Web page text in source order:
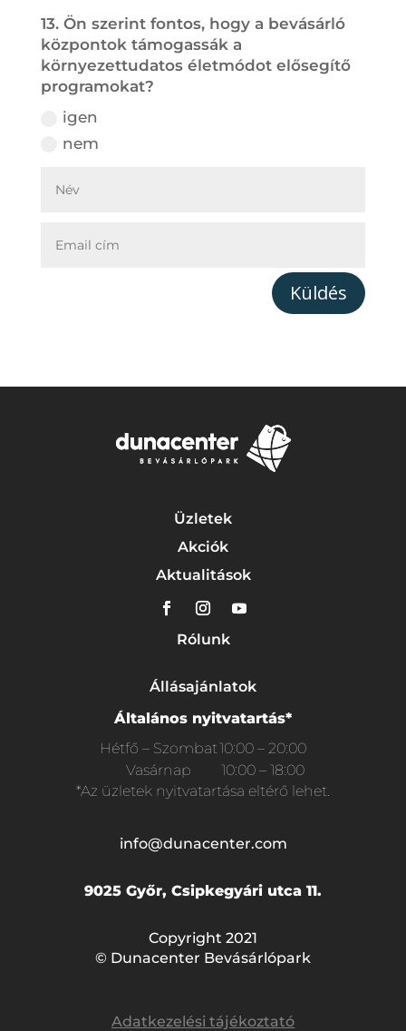
13. Ön szerint fontos, hogy a bevásárló
központok támogassák a
környezettudatos életmódot elősegítő
programokat?
igen
nem
Küldés
Üzletek
Akciók
Aktualitások
Rólunk
Állásajánlatok
Általános nyitvatartás*
Hétfő – Szombat10:00 – 20:00
Vasárnap
10:00 – 18:00
*Az üzletek nyitvatartása eltérő lehet.
info@dunacenter.com
9025 Győr, Csipkegyári utca 11.
Copyright 2021
© Dunacenter Bevásárlópark
Adatkezelési tájékoztató